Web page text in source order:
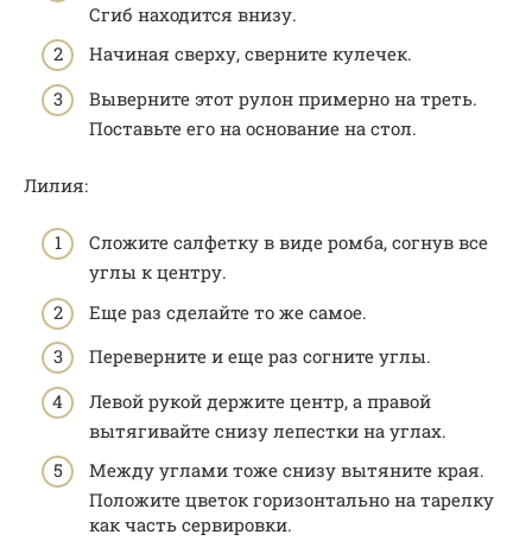
Сгиб находится внизу.
Начиная сверху, сверните кулечек.
Выверните этот рулон примерно на треть.
Поставьте его на основание на стол.
Лилия:
Сложите салфетку в виде ромба, согнув все
углы к центру.
Еще раз сделайте то же самое.
Переверните и еще раз согните углы.
Левой рукой держите центр, а правой
вытягивайте снизу лепестки на углах.
Между углами тоже снизу вытяните края.
Положите цветок горизонтально на тарелку
как часть сервировки.